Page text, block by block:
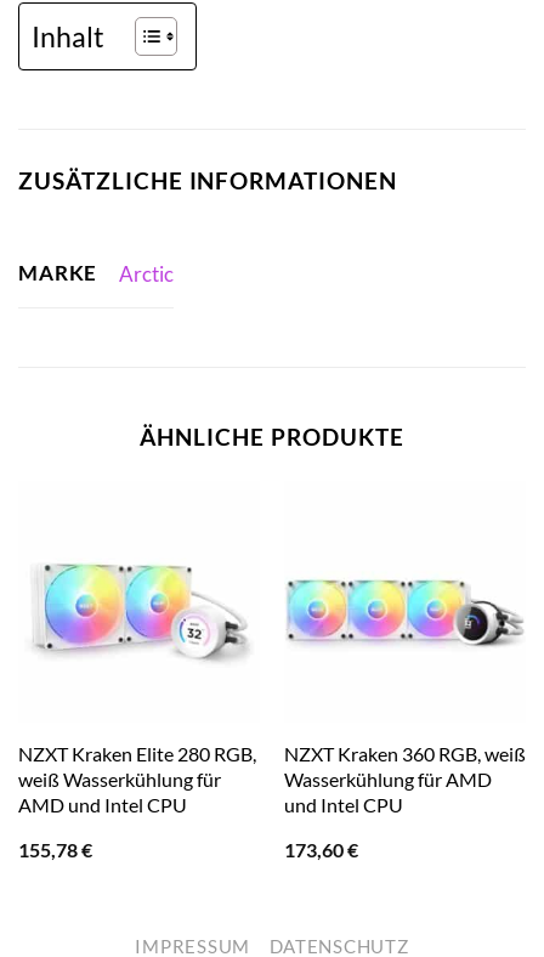
Inhalt
ZUSÄTZLICHE INFORMATIONEN
MARKE Arctic
ÄHNLICHE PRODUKTE
NZXT Kraken Elite 280 RGB,
weiß Wasserkühlung für
AMD und Intel CPU
155,78€
NZXT Kraken 360 RGB, weiß
Wasserkühlung für AMD
und Intel CPU
173,60€
IMPRESSUM DATENSCHUTZ